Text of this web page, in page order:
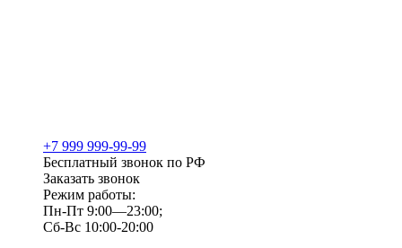
+7 999 999-99-99
Бесплатный звонок по РФ
Заказать звонок
Режим работы:
Пн-Пт 9:00—23:00;
Сб-Вс 10:00-20:00